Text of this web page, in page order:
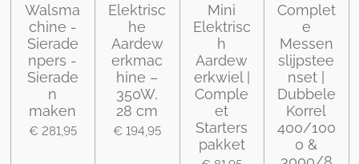
Walsma
chine -
Sierade
npers -
Sierade
n
maken
€ 281,95
Elektrisc
he
Aardew
erkmac
hine –
350W,
28 cm
€ 194,95
Mini
Elektrisc
h
Aardew
erkwiel |
Comple
et
Starters
pakket
Complet
e
Messen
slijpstee
nset |
Dubbele
Korrel
400/100
0 &